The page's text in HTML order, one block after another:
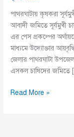
পাথরঘাটায় কৃষকরা
আবাদী জমিতে সূর্যমুখী
এর পেস প্রকল্পের
মাধ্যমে উদ্যোক্তার
জেলার পাথরঘাটা
এসকল চাষিদের
পাথরঘাটায়
Read More »